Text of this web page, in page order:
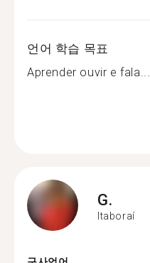
언어 학습 목표
Aprender ouvir e fala...
G.
Itaboraí